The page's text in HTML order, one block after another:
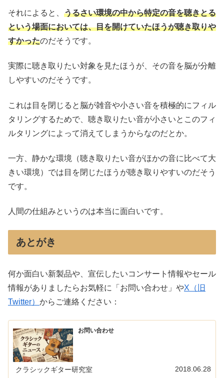
それによると、 うるさい環境の中から特定の音を聴きとる
という場面においては、目を開けていたほうが聴き取りや
すかったのだそうです。
実際に聴き取りたい対象を見たほうが、その音を脳が分離
しやすいのだそうです。
これは目を閉じると脳が雑音や小さい音を積極的にフィル
タリングするためで、聴き取りたい音が小さいとこのフィ
ルタリングによって消えてしまうからなのだとか。
一方、静かな環境（聴き取りたい音がほかの音に比べて大
きい環境）では目を閉じたほうが聴き取りやすいのだそう
です。
人間の仕組みというのは本当に面白いです。
あとがき
何か面白い新製品や、宣伝したいコンサート情報やセール
情報がありましたらお気軽に「お問い合わせ」やX（旧
Twitter） からご連絡ください：
お問い合わせ
クラシックギター研究室 2018.06.28